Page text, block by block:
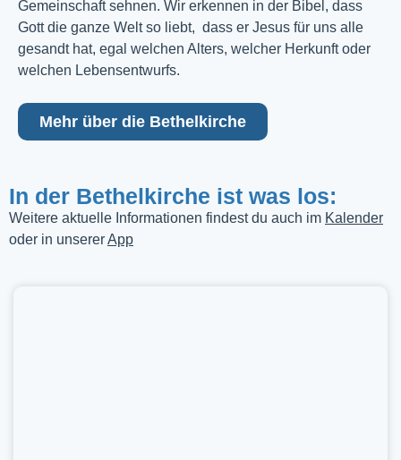
Gemeinschaft sehnen. Wir erkennen in der Bibel, dass
Gott die ganze Welt so liebt, dass er Jesus für uns alle
gesandt hat, egal welchen Alters, welcher Herkunft oder
welchen Lebensentwurfs.
Mehr über die Bethelkirche
In der Bethelkirche ist was los:
Weitere aktuelle Informationen findest du auch im Kalender
oder in unsererApp